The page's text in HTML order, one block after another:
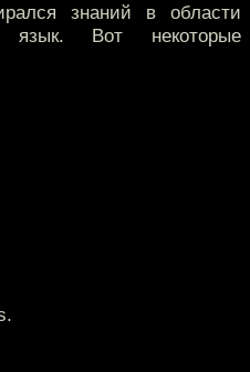
знаний в области
язык. Вот некоторые